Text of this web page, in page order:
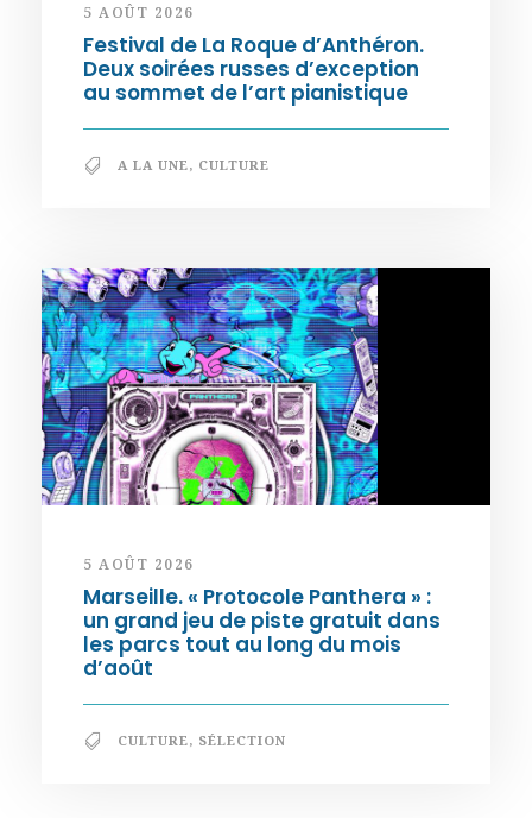
5 AOÛT 2026
Festival de La Roque d’Anthéron.
Deux soirées russes d’exception
au sommet de l’art pianistique
A LA UNE, CULTURE
5 AOÛT 2026
Marseille. « Protocole Panthera » :
un grand jeu de piste gratuit dans
les parcs tout au long du mois
d’août
CULTURE, SÉLECTION